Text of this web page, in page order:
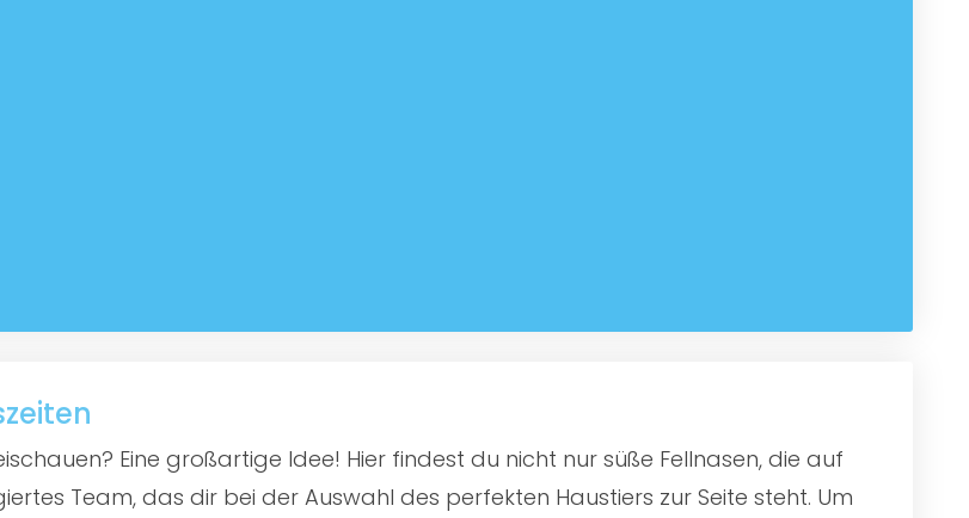
Eine großartige Idee! Hier findest du nicht nur süße Fellnasen, die auf
Team, das dir bei der Auswahl des perfekten Haustiers zur Seite steht. Um